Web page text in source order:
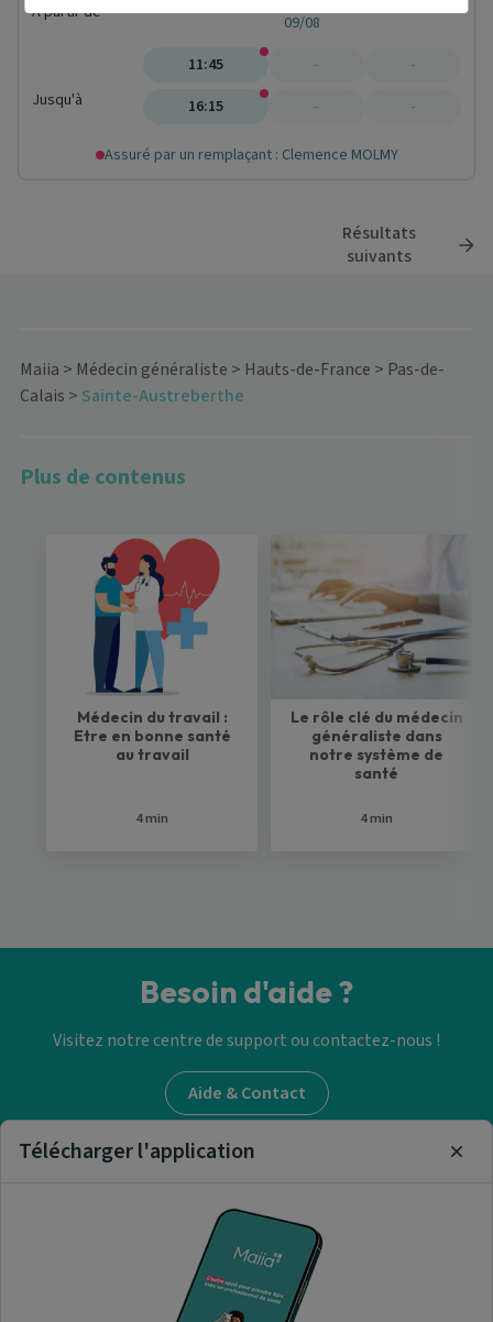
À partir de
Jusqu'à
09/08
11:45
16:15
-
-
-
-
Assuré par un remplaçant : Clemence MOLMY
Résultats
suivants
Maiia > Médecin généraliste > Hauts-de-France > Pas-de-
Calais > Sainte-Austreberthe
Plus de contenus
Médecin du travail :
Etre en bonne santé
au travail
4 min
Le rôle clé du médecin
généraliste dans
notre système de
santé
4 min
Besoin d'aide ?
Visitez notre centre de support ou contactez-nous !
Aide & Contact
Trouver un médecin
Nos articles et informations
Télécharger l'application